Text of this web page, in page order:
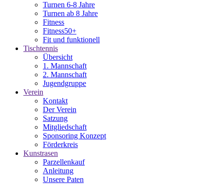
Turnen 6-8 Jahre
Turnen ab 8 Jahre
Fitness
Fitness50+
Fit und funktionell
Tischtennis
Übersicht
1. Mannschaft
2. Mannschaft
Jugendgruppe
Verein
Kontakt
Der Verein
Satzung
Mitgliedschaft
Sponsoring Konzept
Förderkreis
Kunstrasen
Parzellenkauf
Anleitung
Unsere Paten